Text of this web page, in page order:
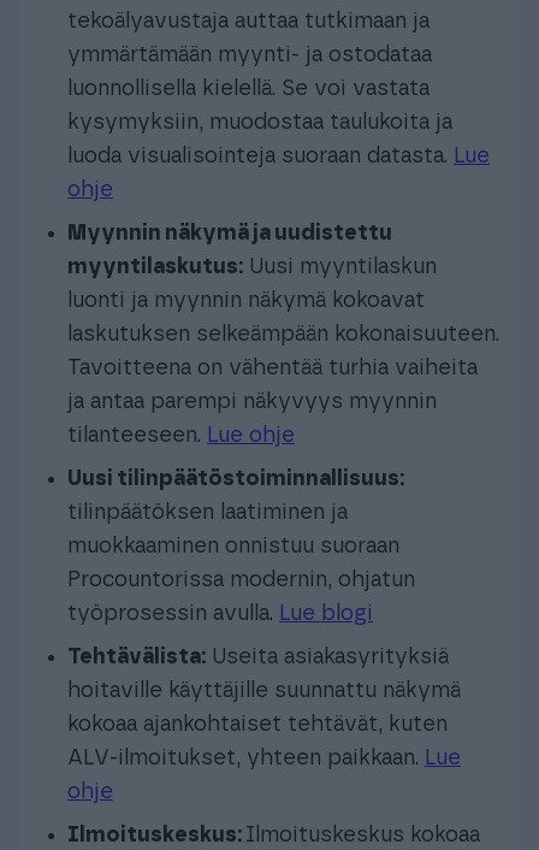
tekoälyavustaja auttaa tutkimaan ja
ymmärtämään myynti- ja ostodataa
luonnollisella kielellä. Se voi vastata
kysymyksiin, muodostaa taulukoita ja
luoda visualisointeja suoraan datasta. Lue
ohje
Myynnin näkymä ja uudistettu
myyntilaskutus: Uusi myyntilaskun
luonti ja myynnin näkymä kokoavat
laskutuksen selkeämpään kokonaisuuteen.
Tavoitteena on vähentää turhia vaiheita
ja antaa parempi näkyvyys myynnin
tilanteeseen. Lue ohje
Uusi tilinpäätöstoiminnallisuus:
tilinpäätöksen laatiminen ja
muokkaaminen onnistuu suoraan
Procountorissa modernin, ohjatun
työprosessin avulla. Lue blogi
Tehtävälista: Useita asiakasyrityksiä
hoitaville käyttäjille suunnattu näkymä
kokoaa ajankohtaiset tehtävät, kuten
ALV-ilmoitukset, yhteen paikkaan. Lue
ohje
Ilmoituskeskus: Ilmoituskeskus kokoaa